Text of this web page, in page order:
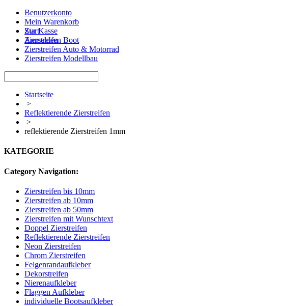
Benutzerkonto
Mein Warenkorb
Zur Kasse
Anmelden
Start
Zierstreifen Boot
Zierstreifen Auto & Motorrad
Zierstreifen Modellbau
Startseite
>
Reflektierende Zierstreifen
>
reflektierende Zierstreifen 1mm
KATEGORIE
Category Navigation:
Zierstreifen bis 10mm
Zierstreifen ab 10mm
Zierstreifen ab 50mm
Zierstreifen mit Wunschtext
Doppel Zierstreifen
Reflektierende Zierstreifen
Neon Zierstreifen
Chrom Zierstreifen
Felgenrandaufkleber
Dekorstreifen
Nierenaufkleber
Flaggen Aufkleber
individuelle Bootsaufkleber